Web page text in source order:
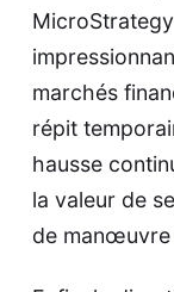
marchés
répit
hausse
la valeur de
de manœuvre